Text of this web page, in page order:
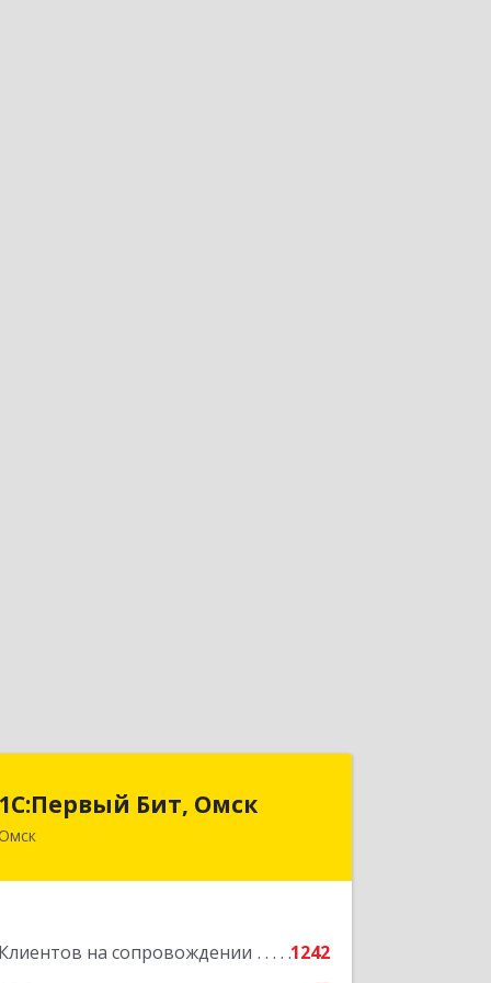
1С:Первый Бит, Омск
Клиентов на сопровождении
1242
1С:Первый Бит, Омск
644099, Омская обл, Омск г, Гагарина